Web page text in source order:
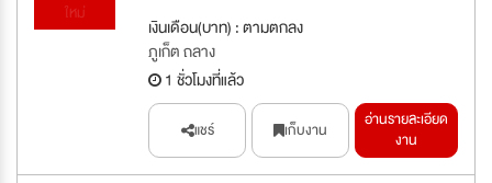
ใหม่
เงินเดือน(บาท) : ตามตกลง
ภูเก็ต ถลาง
1 ชั่วโมงที่แล้ว
แชร์ เก็บงาน
อ่านรายละเอียด
งาน